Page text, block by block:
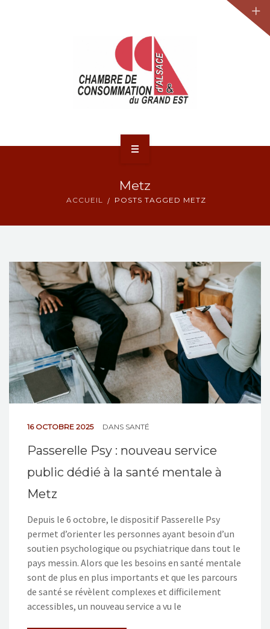
NOS ACTIONS
CONTACT
Metz
ACCUEIL POSTS TAGGED METZ
16 OCTOBRE 2025 DANS SANTÉ
Passerelle Psy : nouveau service
public dédié à la santé mentale à
Metz
Depuis le 6 octobre, le dispositif Passerelle Psy
permet d’orienter les personnes ayant besoin d’un
soutien psychologique ou psychiatrique dans tout le
pays messin. Alors que les besoins en santé mentale
sont de plus en plus importants et que les parcours
de santé se révèlent complexes et difficilement
accessibles, un nouveau service a vu le